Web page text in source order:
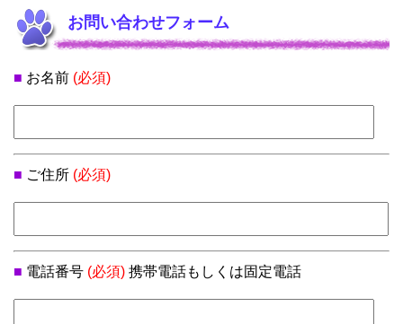
お問い合わせフォーム
■ お名前 (必須)
■ ご住所 (必須)
■ 電話番号 (必須) 携帯電話もしくは固定電話